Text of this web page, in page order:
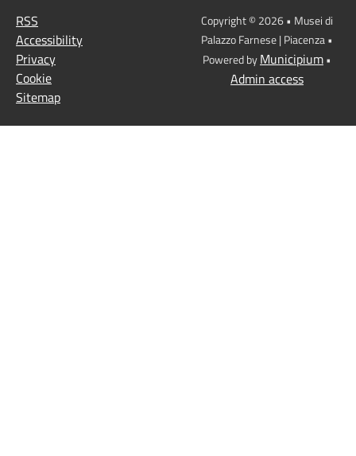
RSS
Accessibility
Privacy
Cookie
Sitemap
Copyright © 2026 • Musei di
Palazzo Farnese | Piacenza •
Powered byMunicipium•
Admin access